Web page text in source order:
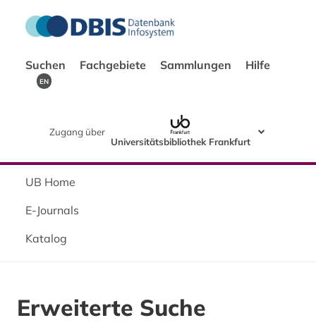
Suchen Fachgebiete Sammlungen Hilfe
EN
Zugang über
Universitätsbibliothek Frankfurt
UB Home
E-Journals
Katalog
Erweiterte Suche